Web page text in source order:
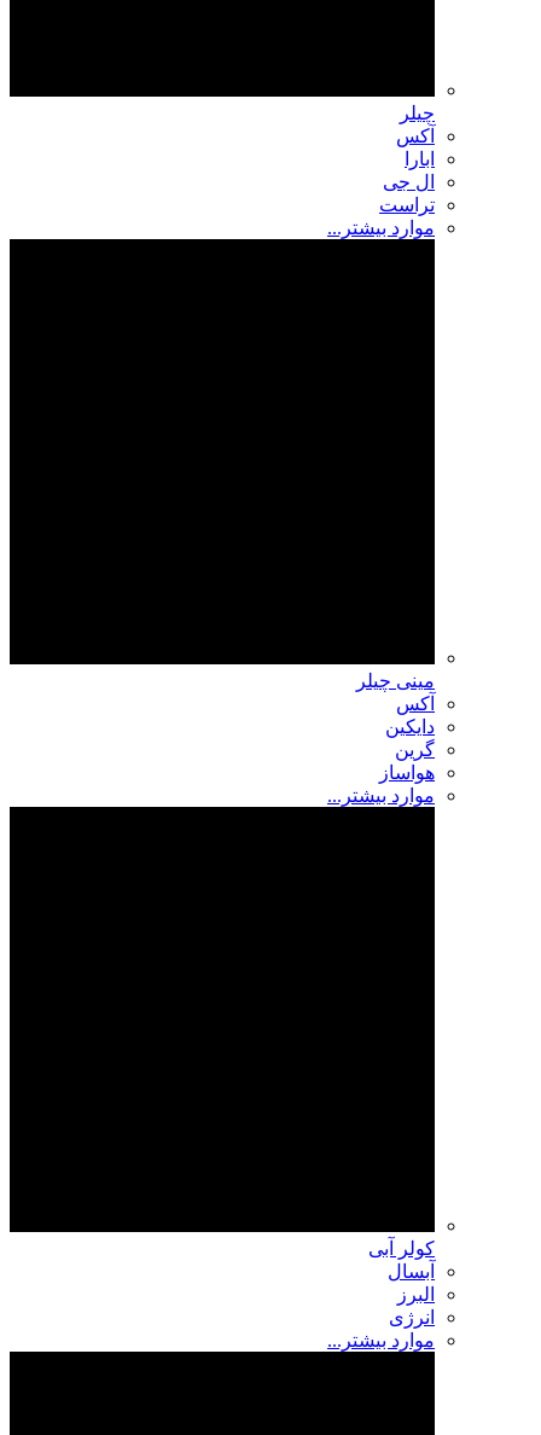
چیلر
آکس
ابارا
ال جی
تراست
موارد بیشتر...
مینی چیلر
آکس
دایکین
گرین
هواساز
موارد بیشتر...
کولر آبی
آبسال
البرز
انرژی
موارد بیشتر...